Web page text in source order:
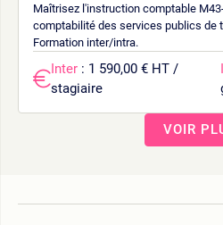
Maîtrisez l'instruction comptable
comptabilité des services publics de
Formation inter/intra.
Inter : 1 590,00 € HT /
stagiaire
VOIR